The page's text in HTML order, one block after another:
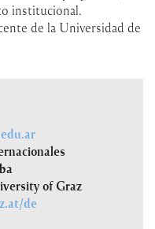
institucional.
de la Universidad de
of Graz
de